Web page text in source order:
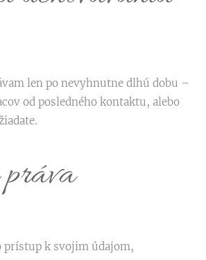
len po nevyhnutne dlhú dobu –
od posledného kontaktu, alebo
prístup k svojim údajom,